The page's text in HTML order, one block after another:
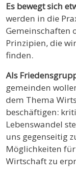
Es bewegt sich
werden in die
Gemeinschaften
Prinzipien, die
finden.
Als
gemeinden
dem Thema
beschäftigen:
Lebenswandel
uns gegenseitig
Möglichkeiten
Wirtschaft zu